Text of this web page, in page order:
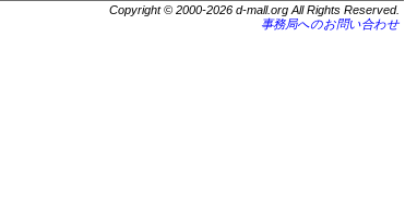
Copyright © 2000-2026 d-mall.org All Rights Reserved.
事務局へのお問い合わせ